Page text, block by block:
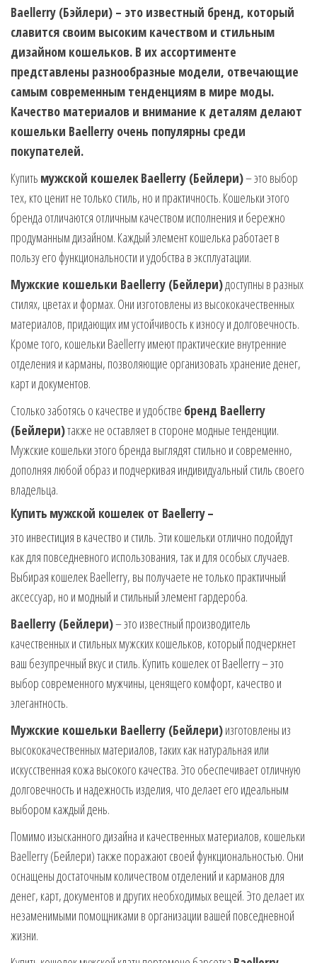
Baellerry (Бэйлери) – это известный бренд, который
славится своим высоким качеством и стильным
дизайном кошельков. В их ассортименте
представлены разнообразные модели, отвечающие
самым современным тенденциям в мире моды.
Качество материалов и внимание к деталям делают
кошельки Baellerry очень популярны среди
покупателей.
Купить мужской кошелекBaellerry (Бейлери)– это выбор
тех, кто ценит не только стиль, но и практичность. Кошельки этого
бренда отличаются отличным качеством исполнения и бережно
продуманным дизайном. Каждый элемент кошелька работает в
пользу его функциональности и удобства в эксплуатации.
Мужские кошельки Baellerry (Бейлери)доступны в разных
стилях, цветах и формах. Они изготовлены из высококачественных
материалов, придающих им устойчивость к износу и долговечность.
Кроме того, кошельки Baellerry имеют практические внутренние
отделения и карманы, позволяющие организовать хранение денег,
карт и документов.
Столько заботясь о качестве и удобстве бренд Baellerry
(Бейлери)также не оставляет в стороне модные тенденции.
Мужские кошельки этого бренда выглядят стильно и современно,
дополняя любой образ и подчеркивая индивидуальный стиль своего
владельца.
Купить мужской кошелек от Baellerry –
это инвестиция в качество и стиль. Эти кошельки отлично подойдут
как для повседневного использования, так и для особых случаев.
Выбирая кошелек Baellerry, вы получаете не только практичный
аксессуар, но и модный и стильный элемент гардероба.
Baellerry (Бейлери)– это известный производитель
качественных и стильных мужских кошельков, который подчеркнет
ваш безупречный вкус и стиль. Купить кошелек от Baellerry – это
выбор современного мужчины, ценящего комфорт, качество и
элегантность.
Мужские кошельки Baellerry (Бейлери)изготовлены из
высококачественных материалов, таких как натуральная или
искусственная кожа высокого качества. Это обеспечивает отличную
долговечность и надежность изделия, что делает его идеальным
выбором каждый день.
Помимо изысканного дизайна и качественных материалов, кошельки
Baellerry (Бейлери) также поражают своей функциональностью. Они
оснащены достаточным количеством отделений и карманов для
денег, карт, документов и других необходимых вещей. Это делает их
незаменимыми помощниками в организации вашей повседневной
жизни.